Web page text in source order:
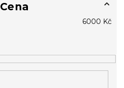
Cena
6000 Kč